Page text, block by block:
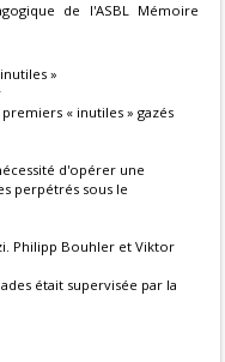
de l'ASBL Mémoire
»
« inutiles » gazés
d'opérer une
perpétrés sous le
Philipp Bouhler et Viktor
était supervisée par la